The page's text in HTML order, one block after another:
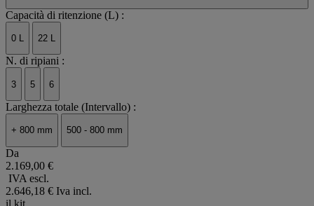
Capacità di ritenzione (L) :
0 L 22 L
N. di ripiani :
3 5 6
Larghezza totale (Intervallo) :
+ 800 mm 500 - 800 mm
Da
2.169,00 €
IVA escl.
2.646,18 € Iva incl.
il kit